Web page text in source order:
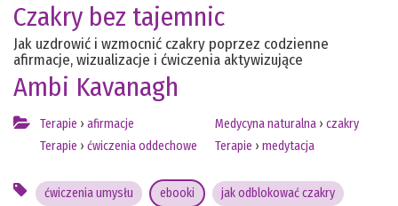
Czakry bez tajemnic
Jak uzdrowić i wzmocnić czakry poprzez codzienne
afirmacje, wizualizacje i ćwiczenia aktywizujące
Ambi Kavanagh
Terapie › afirmacje
Terapie › ćwiczenia oddechowe
Medycyna naturalna › czakry
Terapie › medytacja
ćwiczenia umysłu ebooki jak odblokować czakry